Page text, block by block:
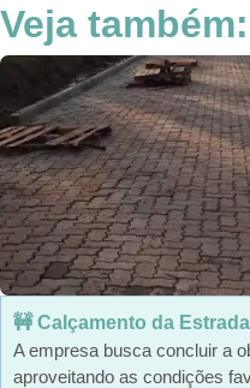
Veja também:
🚧 Calçamento da
A empresa busca concluir a
aproveitando as condições